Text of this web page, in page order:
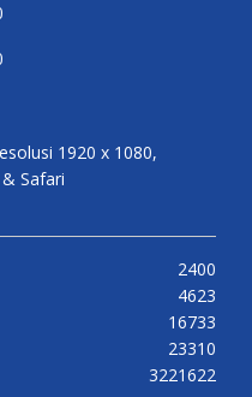
1920 x 1080,
Safari
2400
4623
16733
23310
3221622